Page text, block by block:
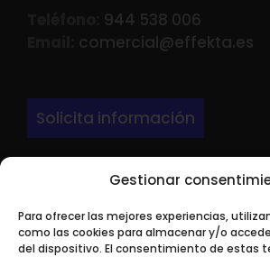
Gestionar
Para ofrecer las mejores experiencias,
como las cookies para almacenar y/o
del dispositivo. El consentimiento de estas
944 538 006
comercial@effekta.es
Solicita información
LARRONDO BEHEKO
9.